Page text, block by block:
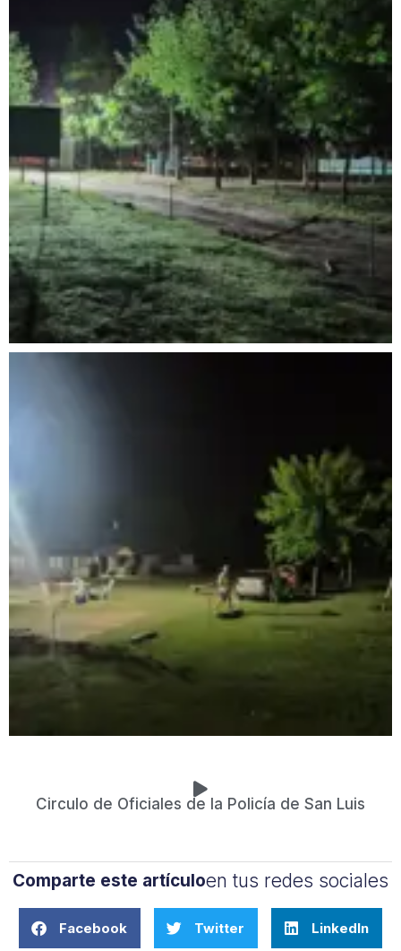
Circulo de Oficiales de la Policía de San Luis
Comparte este artículoen tus redes sociales
Facebook Twitter LinkedIn